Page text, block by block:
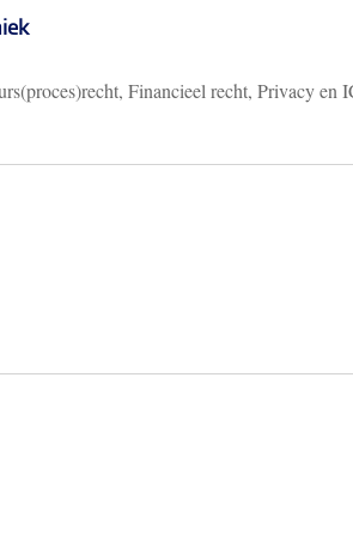
Financieel recht, Privacy en